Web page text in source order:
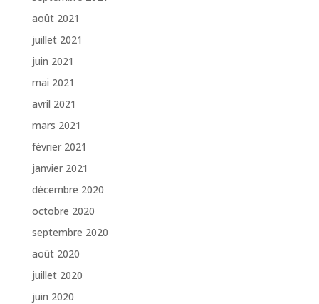
août 2021
juillet 2021
juin 2021
mai 2021
avril 2021
mars 2021
février 2021
janvier 2021
décembre 2020
octobre 2020
septembre 2020
août 2020
juillet 2020
juin 2020